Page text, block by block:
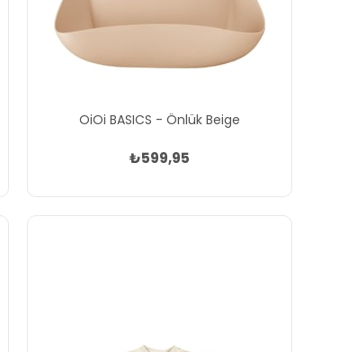
OiOi BASICS - Önlük Beige
₺599,95